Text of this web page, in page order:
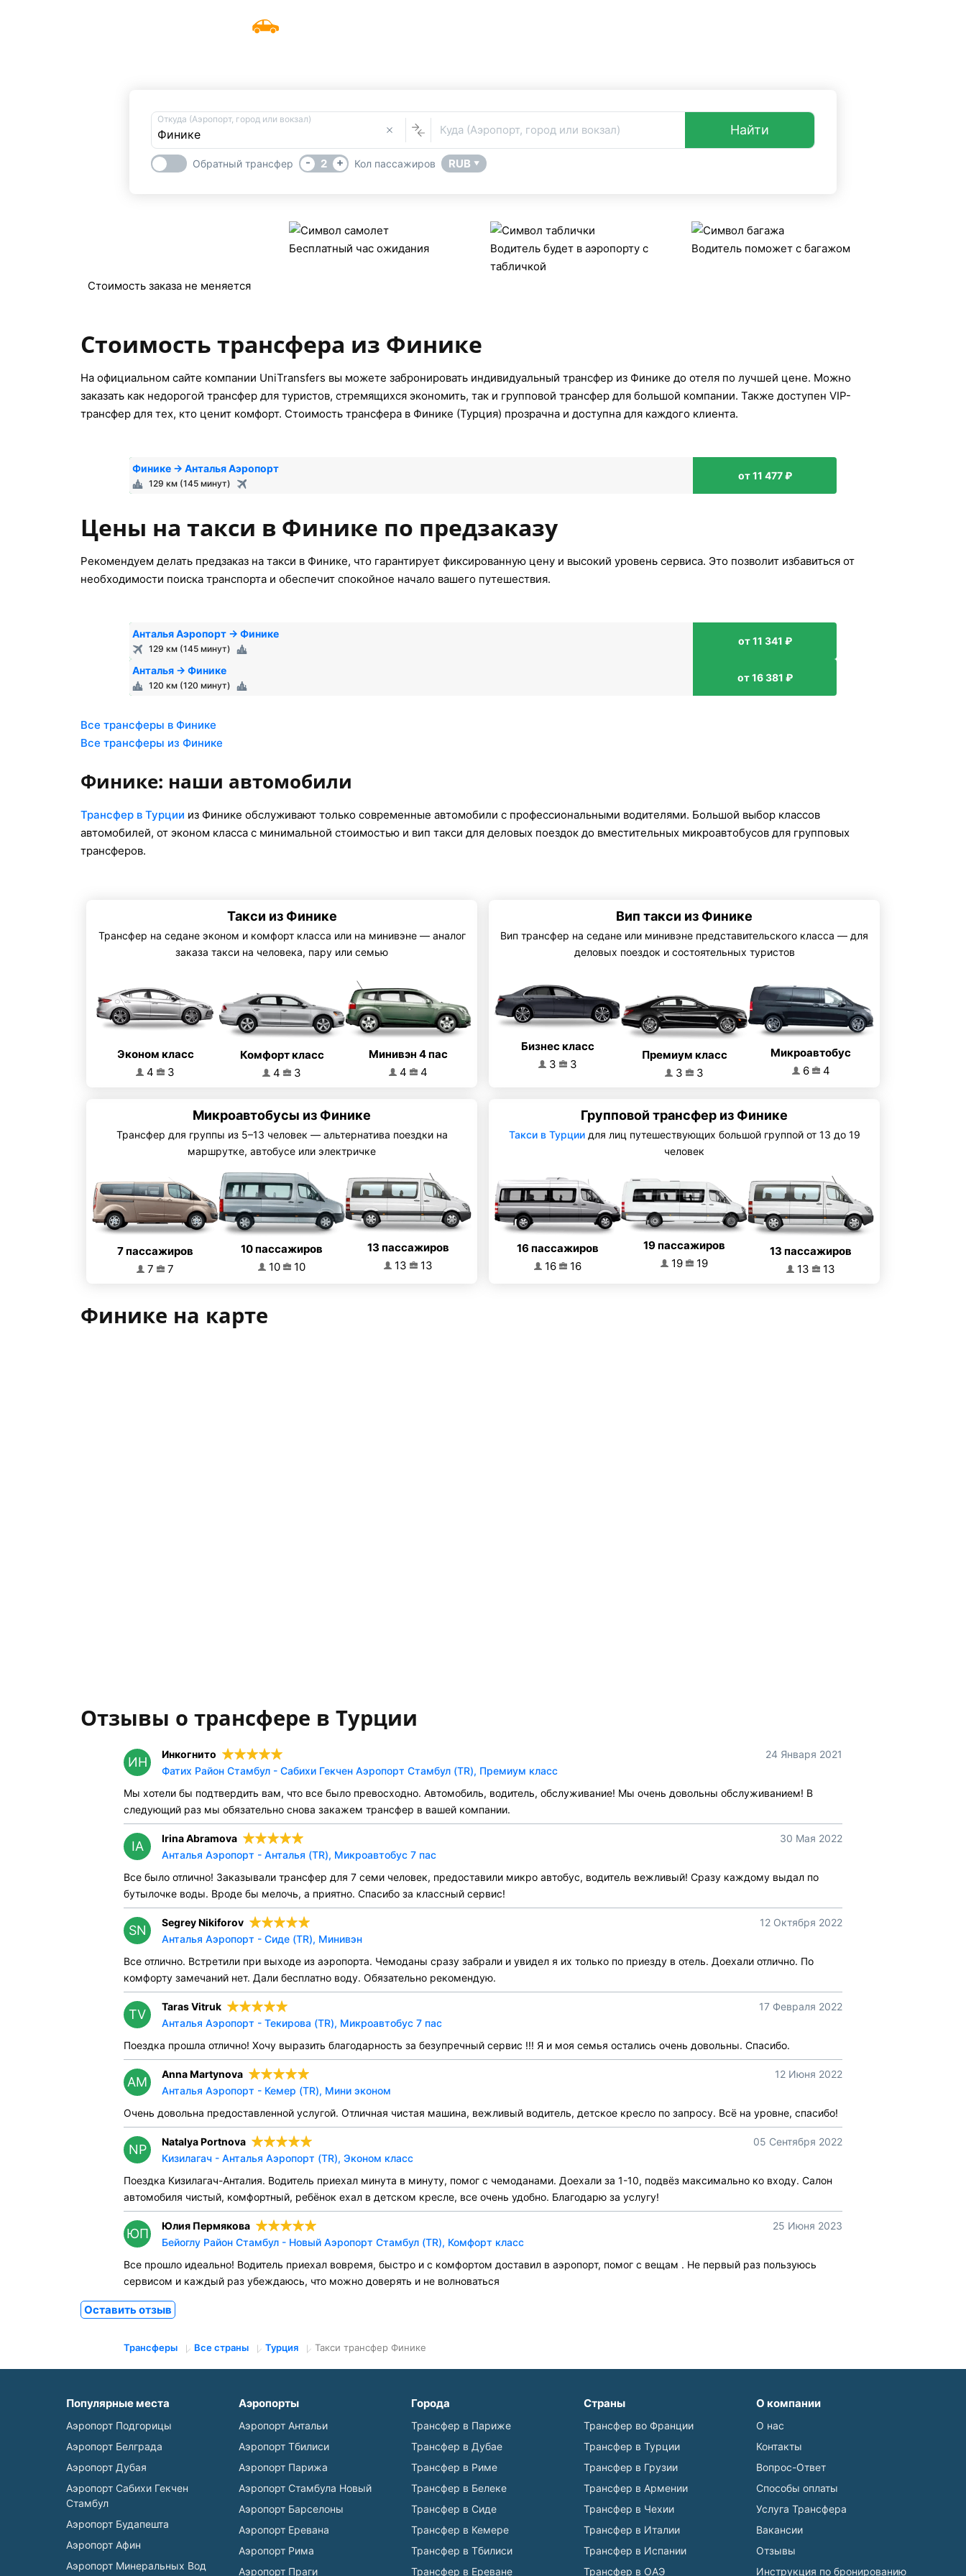
Откуда (Аэропорт, город или вокзал)
Куда (Аэропорт, город или вокзал) Найти
Обратный трансфер - 2 + Кол пассажиров RUB ▼
Стоимость заказа не меняется
Бесплатный час ожидания
Водитель будет в аэропорту с
табличкой
Водитель поможет с багажом
Стоимость трансфера из Финике
На официальном сайте компании UniTransfers вы можете забронировать индивидуальный трансфер из Финике до отеля по лучшей цене. Можно
заказать как недорогой трансфер для туристов, стремящихся экономить, так и групповой трансфер для большой компании. Также доступен VIP-
трансфер для тех, кто ценит комфорт. Стоимость трансфера в Финике (Турция) прозрачна и доступна для каждого клиента.
Финике → Анталья Аэропорт
129 км (145 минут)
от 11 477 ₽
Цены на такси в Финике по предзаказу
Рекомендуем делать предзаказ на такси в Финике, что гарантирует фиксированную цену и высокий уровень сервиса. Это позволит избавиться от
необходимости поиска транспорта и обеспечит спокойное начало вашего путешествия.
Анталья Аэропорт → Финике
129 км (145 минут)
от 11 341 ₽
Анталья → Финике
120 км (120 минут)
от 16 381 ₽
Все трансферы в Финике
Все трансферы из Финике
Финике: наши автомобили
Трансфер в Турции из Финике обслуживают только современные автомобили с профессиональными водителями. Большой выбор классов
автомобилей, от эконом класса с минимальной стоимостью и вип такси для деловых поездок до вместительных микроавтобусов для групповых
трансферов.
Такси из Финике
Трансфер на седане эконом и комфорт класса или на минивэне — аналог
заказа такси на человека, пару или семью
Эконом класс
4
3
Комфорт класс
4
3
Минивэн 4 пас
4
4
Вип такси из Финике
Вип трансфер на седане или минивэне представительского класса — для
деловых поездок и состоятельных туристов
Бизнес класс
3
3
Премиум класс
3
3
Микроавтобус
6
4
Микроавтобусы из Финике
Трансфер для группы из 5–13 человек — альтернатива поездки на
маршрутке, автобусе или электричке
7 пассажиров
7
7
10 пассажиров
10
10
13 пассажиров
13
13
Групповой трансфер из Финике
Такси в Турциидля лиц путешествующих большой группой от 13 до 19
человек
16 пассажиров
16
16
19 пассажиров
19
19
13 пассажиров
13
13
Финике на карте
Отзывы о трансфере в Турции
ИН
Инкогнито
24 Января 2021
Фатих Район Стамбул - Сабихи Гекчен Аэропорт Стамбул (TR), Премиум класс
Мы хотели бы подтвердить вам, что все было превосходно. Автомобиль, водитель, обслуживание! Мы очень довольны обслуживанием! В
следующий раз мы обязательно снова закажем трансфер в вашей компании.
IA
Irina Abramova
30 Мая 2022
Анталья Аэропорт - Анталья (TR), Микроавтобус 7 пас
Все было отлично! Заказывали трансфер для 7 семи человек, предоставили микро автобус, водитель вежливый! Сразу каждому выдал по
бутылочке воды. Вроде бы мелочь, а приятно. Спасибо за классный сервис!
SN
Segrey Nikiforov
12 Октября 2022
Анталья Аэропорт - Сиде (TR), Минивэн
Все отлично. Встретили при выходе из аэропорта. Чемоданы сразу забрали и увидел я их только по приезду в отель. Доехали отлично. По
комфорту замечаний нет. Дали бесплатно воду. Обязательно рекомендую.
TV
Taras Vitruk
17 Февраля 2022
Анталья Аэропорт - Текирова (TR), Микроавтобус 7 пас
Поездка прошла отлично! Хочу выразить благодарность за безупречный сервис !!! Я и моя семья остались очень довольны. Спасибо.
AM
Anna Martynova
12 Июня 2022
Анталья Аэропорт - Кемер (TR), Мини эконом
Очень довольна предоставленной услугой. Отличная чистая машина, вежливый водитель, детское кресло по запросу. Всё на уровне, спасибо!
NP
Natalya Portnova
05 Сентября 2022
Кизилагач - Анталья Аэропорт (TR), Эконом класс
Поездка Кизилагач-Анталия. Водитель приехал минута в минуту, помог с чемоданами. Доехали за 1-10, подвёз максимально ко входу. Салон
автомобиля чистый, комфортный, ребёнок ехал в детском кресле, все очень удобно. Благодарю за услугу!
ЮП
Юлия Пермякова
25 Июня 2023
Бейоглу Район Стамбул - Новый Аэропорт Стамбул (TR), Комфорт класс
Все прошло идеально! Водитель приехал вовремя, быстро и с комфортом доставил в аэропорт, помог с вещам . Не первый раз пользуюсь
сервисом и каждый раз убеждаюсь, что можно доверять и не волноваться
Оставить отзыв
Трансферы Все страны Турция Такси трансфер Финике
Популярные места
Аэропорт Подгорицы
Аэропорт Белграда
Аэропорт Дубая
Аэропорт Сабихи Гекчен
Стамбул
Аэропорт Будапешта
Аэропорт Афин
Аэропорт Минеральных Вод
Аэропорты
Аэропорт Антальи
Аэропорт Тбилиси
Аэропорт Парижа
Аэропорт Стамбула Новый
Аэропорт Барселоны
Аэропорт Еревана
Аэропорт Рима
Аэропорт Праги
Города
Трансфер в Париже
Трансфер в Дубае
Трансфер в Риме
Трансфер в Белеке
Трансфер в Сиде
Трансфер в Кемере
Трансфер в Тбилиси
Трансфер в Ереване
Страны
Трансфер во Франции
Трансфер в Турции
Трансфер в Грузии
Трансфер в Армении
Трансфер в Чехии
Трансфер в Италии
Трансфер в Испании
Трансфер в ОАЭ
О компании
О нас
Контакты
Вопрос-Ответ
Способы оплаты
Услуга Трансфера
Вакансии
Отзывы
Инструкция по бронированию